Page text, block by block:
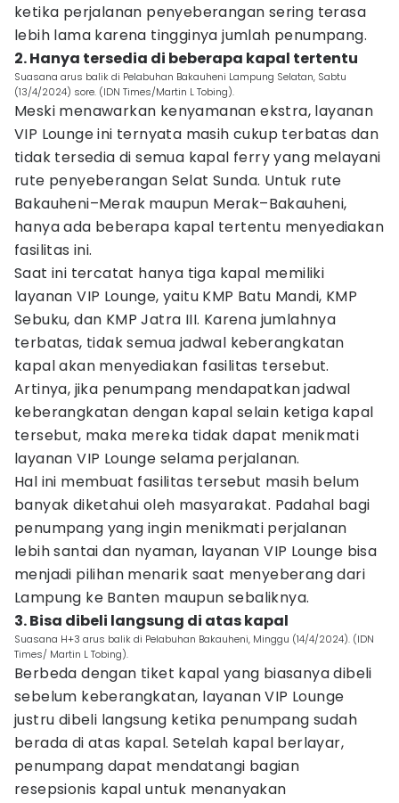
ketika perjalanan penyeberangan sering terasa
lebih lama karena tingginya jumlah penumpang.
2. Hanya tersedia di beberapa kapal tertentu
Suasana arus balik di Pelabuhan Bakauheni Lampung Selatan, Sabtu
(13/4/2024) sore. (IDN Times/Martin L Tobing).
Meski menawarkan kenyamanan ekstra, layanan
VIP Lounge ini ternyata masih cukup terbatas dan
tidak tersedia di semua kapal ferry yang melayani
rute penyeberangan Selat Sunda. Untuk rute
Bakauheni–Merak maupun Merak–Bakauheni,
hanya ada beberapa kapal tertentu menyediakan
fasilitas ini.
Saat ini tercatat hanya tiga kapal memiliki
layanan VIP Lounge, yaitu KMP Batu Mandi, KMP
Sebuku, dan KMP Jatra III. Karena jumlahnya
terbatas, tidak semua jadwal keberangkatan
kapal akan menyediakan fasilitas tersebut.
Artinya, jika penumpang mendapatkan jadwal
keberangkatan dengan kapal selain ketiga kapal
tersebut, maka mereka tidak dapat menikmati
layanan VIP Lounge selama perjalanan.
Hal ini membuat fasilitas tersebut masih belum
banyak diketahui oleh masyarakat. Padahal bagi
penumpang yang ingin menikmati perjalanan
lebih santai dan nyaman, layanan VIP Lounge bisa
menjadi pilihan menarik saat menyeberang dari
Lampung ke Banten maupun sebaliknya.
3. Bisa dibeli langsung di atas kapal
Suasana H+3 arus balik di Pelabuhan Bakauheni, Minggu (14/4/2024). (IDN
Times/ Martin L Tobing).
Berbeda dengan tiket kapal yang biasanya dibeli
sebelum keberangkatan, layanan VIP Lounge
justru dibeli langsung ketika penumpang sudah
berada di atas kapal. Setelah kapal berlayar,
penumpang dapat mendatangi bagian
resepsionis kapal untuk menanyakan